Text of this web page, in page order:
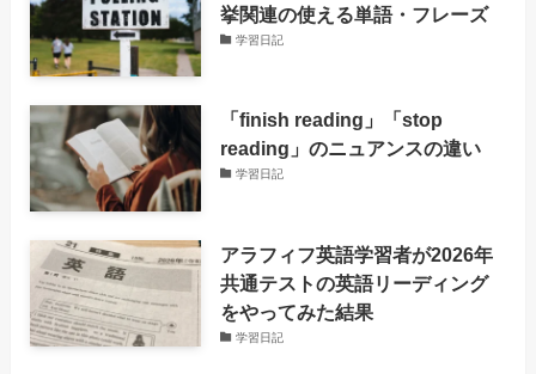
挙関連の使える単語・フレーズ
学習日記
「finish reading」「stop
reading」のニュアンスの違い
学習日記
アラフィフ英語学習者が2026年
共通テストの英語リーディング
をやってみた結果
学習日記